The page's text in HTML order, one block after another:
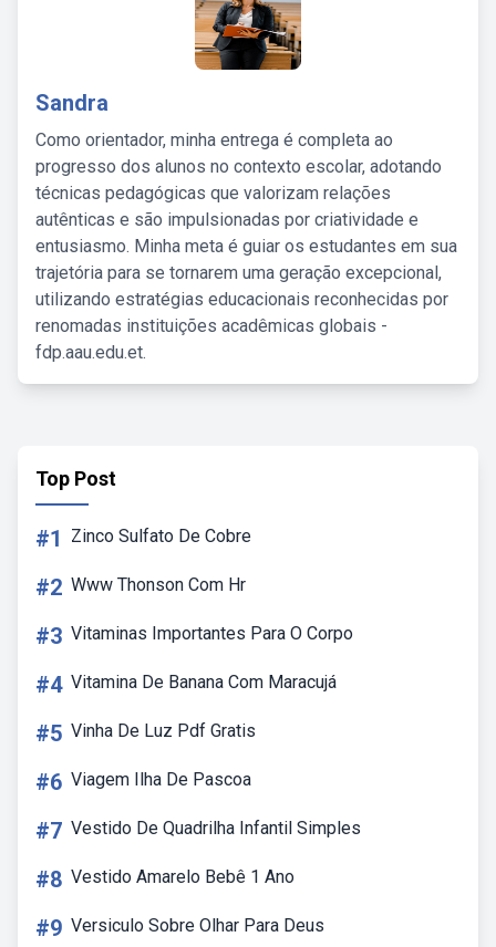
Sandra
Como orientador, minha entrega é completa ao
progresso dos alunos no contexto escolar, adotando
técnicas pedagógicas que valorizam relações
autênticas e são impulsionadas por criatividade e
entusiasmo. Minha meta é guiar os estudantes em sua
trajetória para se tornarem uma geração excepcional,
utilizando estratégias educacionais reconhecidas por
renomadas instituições acadêmicas globais -
fdp.aau.edu.et.
Top Post
#1 Zinco Sulfato De Cobre
#2 Www Thonson Com Hr
#3 Vitaminas Importantes Para O Corpo
#4 Vitamina De Banana Com Maracujá
#5 Vinha De Luz Pdf Gratis
#6 Viagem Ilha De Pascoa
#7 Vestido De Quadrilha Infantil Simples
#8 Vestido Amarelo Bebê 1 Ano
#9 Versiculo Sobre Olhar Para Deus